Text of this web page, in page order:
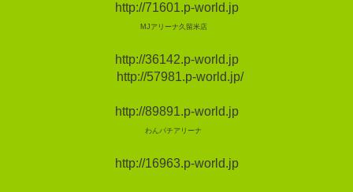
http://71601.p-world.jp
MJアリーナ久留米店
http://36142.p-world.jp
http://57981.p-world.jp/
http://89891.p-world.jp
わんパチアリーナ
http://16963.p-world.jp